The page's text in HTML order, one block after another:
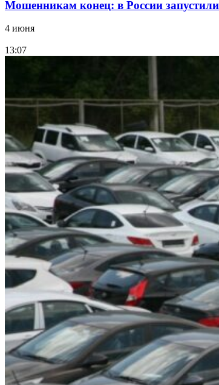
Мошенникам конец: в России
4 июня
13:07